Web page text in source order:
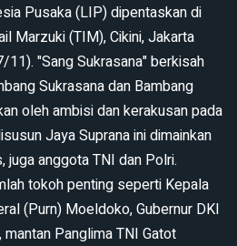
Pusaka (LIP) dipentaskan di
Marzuki (TIM), Cikini, Jakarta
"Sang Sukrasana" berkisah
Sukrasana dan Bambang
oleh ambisi dan kerakusan pada
Jaya Suprana ini dimainkan
juga anggota TNI dan Polri.
tokoh penting seperti Kepala
(Purn) Moeldoko, Gubernur DKI
Panglima TNI Gatot